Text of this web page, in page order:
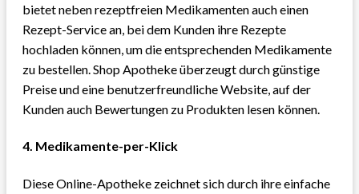
bietet neben rezeptfreien Medikamenten auch einen
Rezept-Service an, bei dem Kunden ihre Rezepte
hochladen können, um die entsprechenden Medikamente
zu bestellen. Shop Apotheke überzeugt durch günstige
Preise und eine benutzerfreundliche Website, auf der
Kunden auch Bewertungen zu Produkten lesen können.
4. Medikamente-per-Klick
Diese Online-Apotheke zeichnet sich durch ihre einfache